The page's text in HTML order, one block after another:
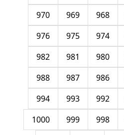
968
969
970
974
975
976
980
981
982
986
987
988
992
993
994
998
999
1000